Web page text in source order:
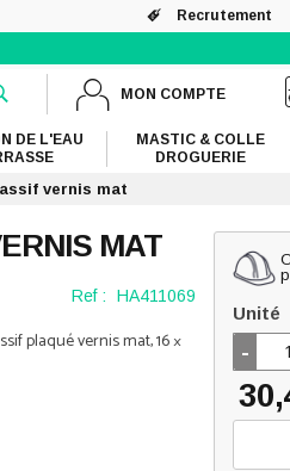
Recrutement
MON COMPTE
DE L'EAU
MASTIC & COLLE
DROGUERIE
vernis mat
MAT
Ref : HA411069
plaqué vernis mat, 16 ×
Unité
-